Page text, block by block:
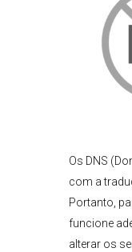
Os DNS
com a
Portanto,
funcione
alterar os